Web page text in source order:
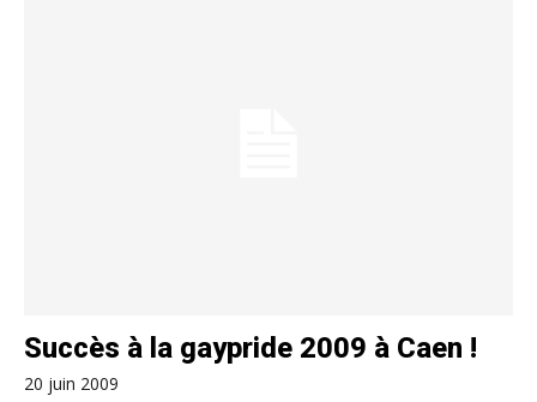
Succès à la gaypride 2009 à Caen !
20 juin 2009